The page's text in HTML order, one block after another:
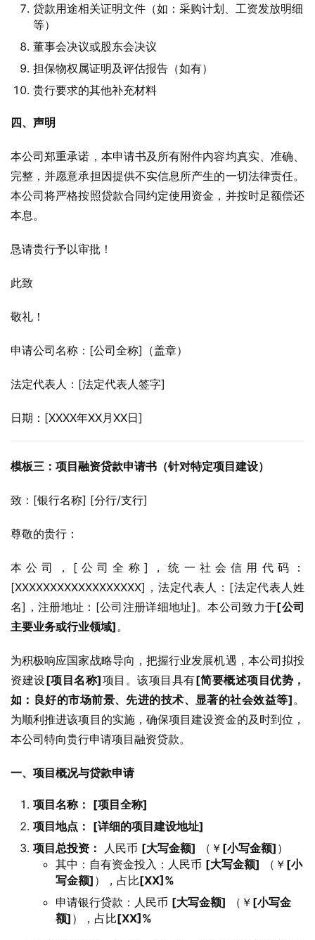
贷款用途相关证明文件（如：采购计划、工资发放明细
等）
董事会决议或股东会决议
担保物权属证明及评估报告（如有）
贵行要求的其他补充材料
四、声明
本公司郑重承诺，本申请书及所有附件内容均真实、准确、
完整，并愿意承担因提供不实信息所产生的一切法律责任。
本公司将严格按照贷款合同约定使用资金，并按时足额偿还
本息。
恳请贵行予以审批！
此致
敬礼！
申请公司名称：[公司全称]（盖章）
法定代表人：[法定代表人签字]
日期：[XXXX年XX月XX日]
模板三：项目融资贷款申请书（针对特定项目建设）
致：[银行名称] [分行/支行]
尊敬的贵行：
本公司，[公司全称]，统一社会信用代码：
[XXXXXXXXXXXXXXXXXX]，法定代表人：[法定代表人姓
名]，注册地址：[公司注册详细地址]。本公司致力于[公司
主要业务或行业领域]。
为积极响应国家战略导向，把握行业发展机遇，本公司拟投
资建设[项目名称]项目。该项目具有[简要概述项目优势，
如：良好的市场前景、先进的技术、显著的社会效益等]。
为顺利推进该项目的实施，确保项目建设资金的及时到位，
本公司特向贵行申请项目融资贷款。
一、项目概况与贷款申请
项目名称： [项目全称]
项目地点： [详细的项目建设地址]
项目总投资：
人民币 [大写金额] （￥ [小写金额] ）
其中：自有资金投入：人民币 [大写金额] （￥ [小
写金额] ），占比[XX]%
申请银行贷款：人民币 [大写金额] （￥ [小写金
额] ），占比[XX]%